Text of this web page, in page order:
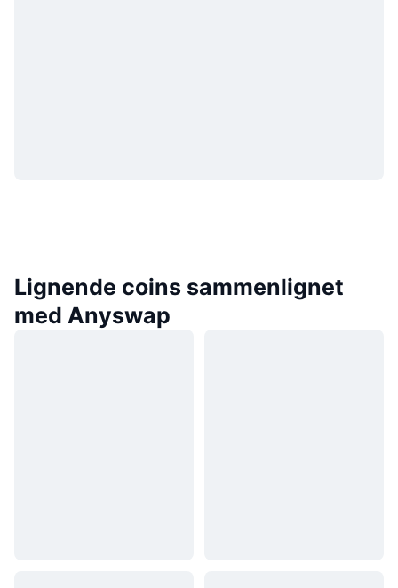
Lignende coins sammenlignet
med Anyswap